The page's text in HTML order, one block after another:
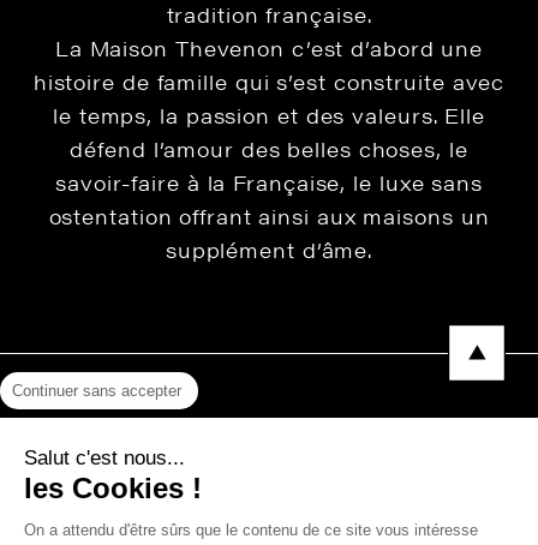
tradition française.
La Maison Thevenon c’est d’abord une
histoire de famille qui s’est construite avec
le temps, la passion et des valeurs. Elle
défend l’amour des belles choses, le
savoir-faire à la Française, le luxe sans
ostentation offrant ainsi aux maisons un
supplément d’âme.
Protection des données
Photos, Vidéos & Catalogues
Continuer sans accepter
Salut c'est nous...
les Cookies !
On a attendu d'être sûrs que le contenu de ce site vous intéresse